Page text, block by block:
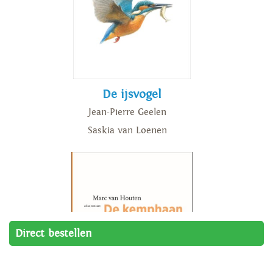
Direct bestellen
De ijsvogel
Jean-Pierre Geelen
Saskia van Loenen